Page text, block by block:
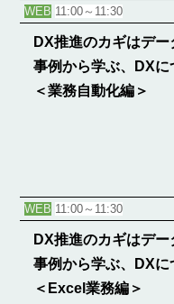
WEB 11:00～11:30
DX推進のカギはデー
事例から学ぶ、DX
＜業務自動化編＞
WEB 11:00～11:30
DX推進のカギはデー
事例から学ぶ、DX
＜Excel業務編＞